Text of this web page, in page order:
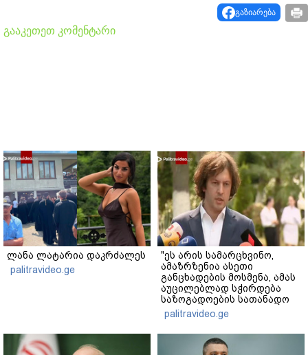
გაზიარება
გააკეთეთ კომენტარი
ლანა ლატარია დაკრძალეს
palitravideo.ge
"ეს არის სამარცხვინო,
ამაზრზენია ასეთი
განცხადების მოსმენა, ამას
აუცილებლად სჭირდება
საზოგადოების სათანადო
რეაქცია" - ირაკლი
კობახიძე
palitravideo.ge